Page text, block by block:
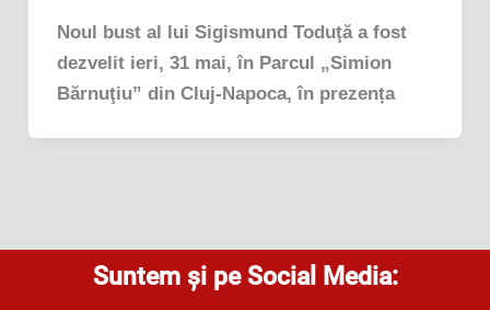
Noul bust al lui Sigismund Toduţă a fost
dezvelit ieri, 31 mai, în Parcul „Simion
Bărnuţiu” din Cluj-Napoca, în prezența
Suntem și pe Social Media: